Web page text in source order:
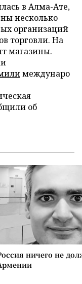
в Алма-Ате,
несколько
организаций
торговли. На
магазины.
междунаро
об
ничего не